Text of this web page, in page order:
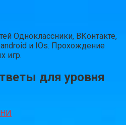
Одноклассники, ВКонтакте,
и IOs. Прохождение
игр.
для уровня